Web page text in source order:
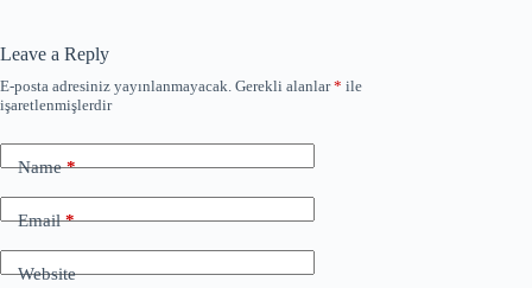
Leave a Reply
E-posta adresiniz yayınlanmayacak. Gerekli alanlar* ile
işaretlenmişlerdir
Name*
Email*
Website